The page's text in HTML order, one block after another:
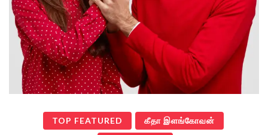
TOP FEATURED கீதா இளங்கோவன்